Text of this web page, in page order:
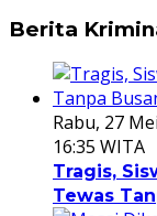
Berita
Rabu, 27
16:35 WITA
Tragis,
Tewas